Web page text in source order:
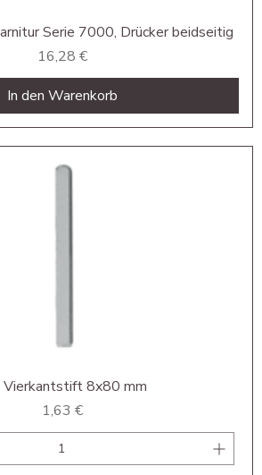
Serie 7000, Drücker beidseitig
Preis
16,28 €
In den Warenkorb
Vierkantstift 8x80 mm
Preis
1,63 €